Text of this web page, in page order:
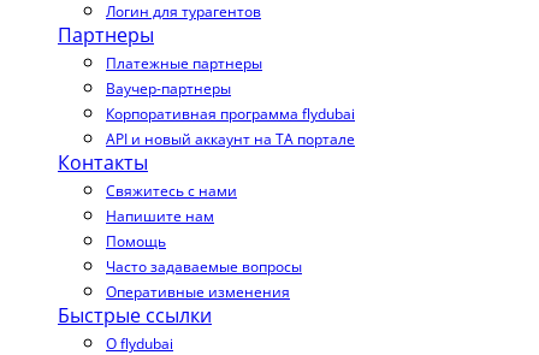
Логин для турагентов
Партнеры
Платежные партнеры
Ваучер-партнеры
Корпоративная программа flydubai
API и новый аккаунт на TA портале
Контакты
Свяжитесь с нами
Напишите нам
Помощь
Часто задаваемые вопросы
Оперативные изменения
Быстрые ссылки
О flydubai